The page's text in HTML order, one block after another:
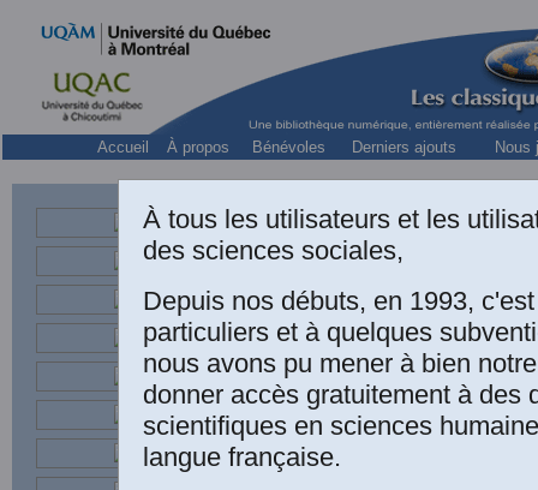
Accueil À propos Bénévoles Derniers ajouts Nous
À tous les utilisateurs et les
des sciences sociales,
Depuis nos débuts, en 1993,
particuliers et à quelques
nous avons pu mener à bien
donner accès gratuitement à des
scientifiques en sciences
langue française.